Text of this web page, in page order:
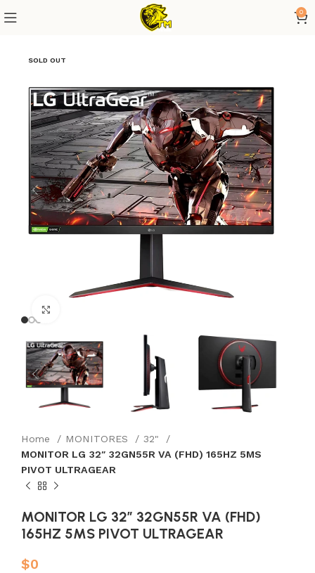
0
SOLD OUT
Home MONITORES
32"
MONITOR LG 32″ 32GN55R VA (FHD) 165HZ 5MS
PIVOT ULTRAGEAR
MONITOR LG 32″ 32GN55R VA (FHD)
165HZ 5MS PIVOT ULTRAGEAR
$0